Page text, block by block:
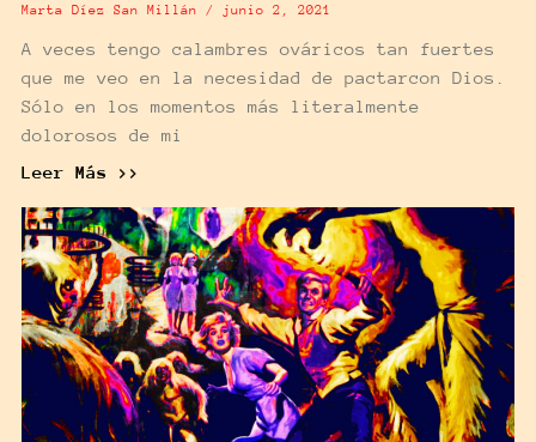
Marta Díez San Millán junio 2, 2021
A veces tengo calambres ováricos tan fuertes
que me veo en la necesidad de pactarcon Dios.
Sólo en los momentos más literalmente
dolorosos de mi
Leer Más >>